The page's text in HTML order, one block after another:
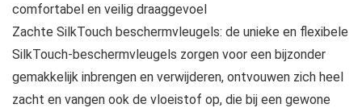
comfortabel en veilig draaggevoel
Zachte SilkTouch beschermvleugels: de unieke en flexibele
SilkTouch-beschermvleugels zorgen voor een bijzonder
gemakkelijk inbrengen en verwijderen, ontvouwen zich heel
zacht en vangen ook de vloeistof op, die bij een gewone